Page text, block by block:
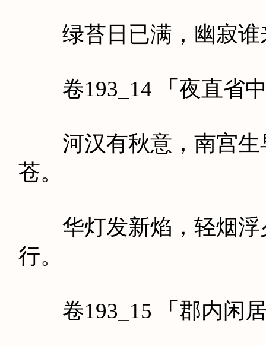
绿苔日已满，幽寂谁
卷193_14 「夜直省
河汉有秋意，南宫生
苍。
华灯发新焰，轻烟浮
行。
卷193_15 「郡内闲